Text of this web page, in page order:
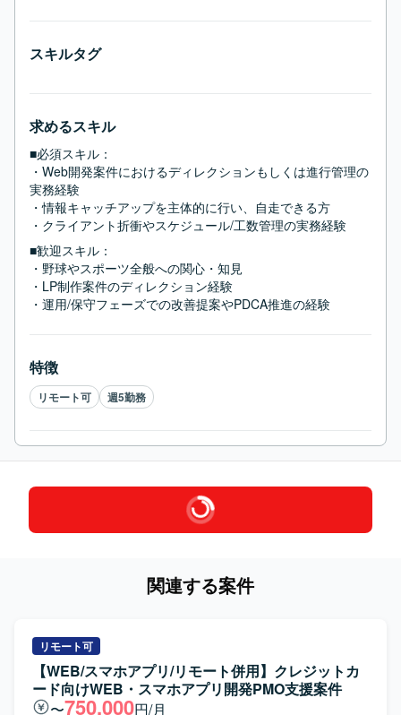
スキルタグ
求めるスキル
■必須スキル：
・Web開発案件におけるディレクションもしくは進行管理の
実務経験
・情報キャッチアップを主体的に行い、自走できる方
・クライアント折衝やスケジュール/工数管理の実務経験
■歓迎スキル：
・野球やスポーツ全般への関心・知見
・LP制作案件のディレクション経験
・運用/保守フェーズでの改善提案やPDCA推進の経験
特徴
リモート可 週5勤務
関連する案件
リモート可
【WEB/スマホアプリ/リモート併用】クレジットカ
ード向けWEB・スマホアプリ開発PMO支援案件
〜750,000円/月